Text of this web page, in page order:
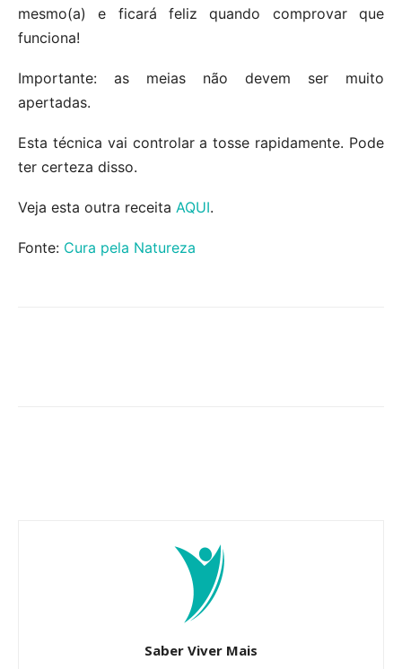
mesmo(a) e ficará feliz quando comprovar que
funciona!
Importante: as meias não devem ser muito
apertadas.
Esta técnica vai controlar a tosse rapidamente. Pode
ter certeza disso.
Veja esta outra receita AQUI.
Fonte: Cura pela Natureza
Saber Viver Mais